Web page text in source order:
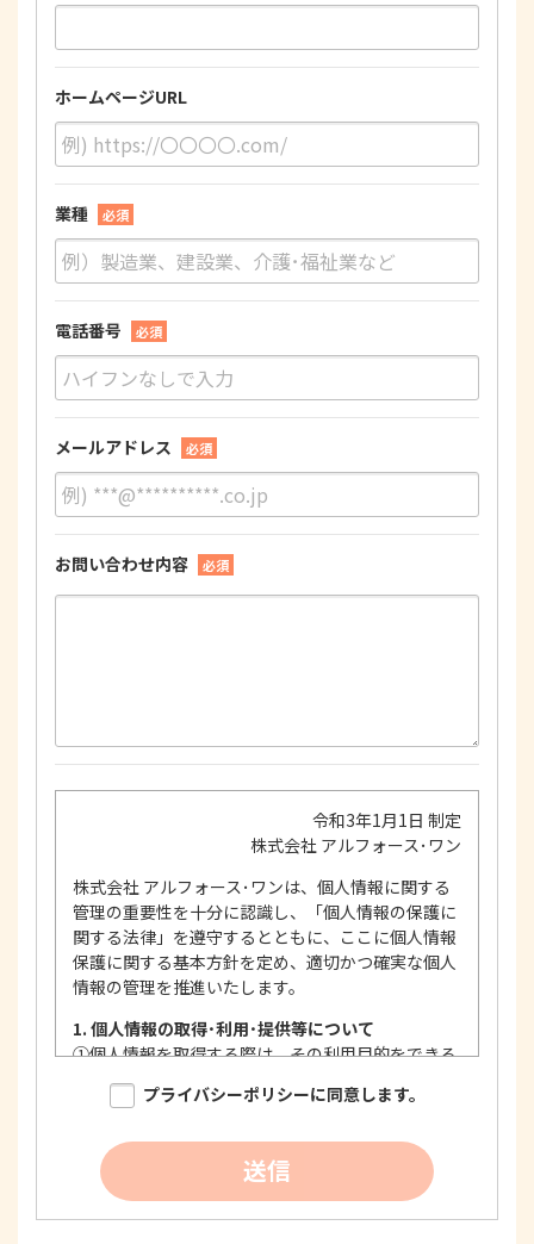
ホームページURL
業種 必須
電話番号 必須
メールアドレス 必須
お問い合わせ内容 必須
令和3年1月1日 制定
株式会社 アルフォース･ワン
株式会社 アルフォース･ワンは、個人情報に関する
管理の重要性を十分に認識し、「個人情報の保護に
関する法律」を遵守するとともに、ここに個人情報
保護に関する基本方針を定め、適切かつ確実な個人
情報の管理を推進いたします。
1. 個人情報の取得･利用･提供等について
①個人情報を取得する際は、その利用目的をできる
限り明確に特定し、その目的達成に必要な限度に
おいて適法かつ公正な手段を用い、同意を得て取
個人情報を利用する際は、本人に明示、通知、ま
たは公表した利用目的の範囲内に限定し、それに
反する目的外利用を行なわないための措置を講じ
プライバシーポリシーに同意します。
送信